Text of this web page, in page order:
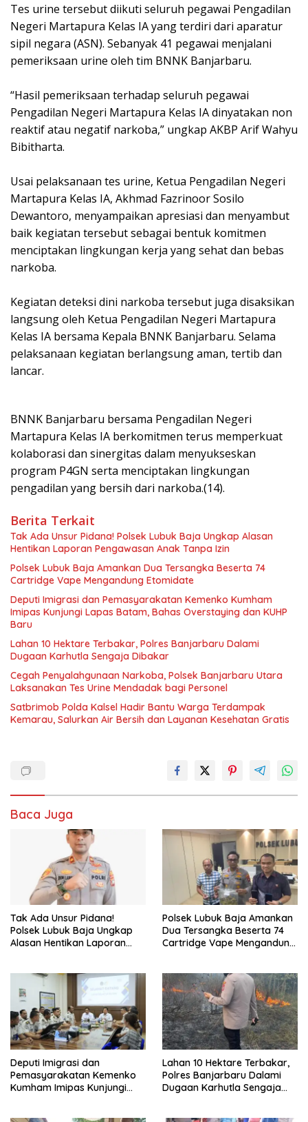
Tes urine tersebut diikuti seluruh pegawai Pengadilan
Negeri Martapura Kelas IA yang terdiri dari aparatur
sipil negara (ASN). Sebanyak 41 pegawai menjalani
pemeriksaan urine oleh tim BNNK Banjarbaru.
“Hasil pemeriksaan terhadap seluruh pegawai
Pengadilan Negeri Martapura Kelas IA dinyatakan non
reaktif atau negatif narkoba,” ungkap AKBP Arif Wahyu
Bibitharta.
Usai pelaksanaan tes urine, Ketua Pengadilan Negeri
Martapura Kelas IA, Akhmad Fazrinoor Sosilo
Dewantoro, menyampaikan apresiasi dan menyambut
baik kegiatan tersebut sebagai bentuk komitmen
menciptakan lingkungan kerja yang sehat dan bebas
narkoba.
Kegiatan deteksi dini narkoba tersebut juga disaksikan
langsung oleh Ketua Pengadilan Negeri Martapura
Kelas IA bersama Kepala BNNK Banjarbaru. Selama
pelaksanaan kegiatan berlangsung aman, tertib dan
lancar.
BNNK Banjarbaru bersama Pengadilan Negeri
Martapura Kelas IA berkomitmen terus memperkuat
kolaborasi dan sinergitas dalam menyukseskan
program P4GN serta menciptakan lingkungan
pengadilan yang bersih dari narkoba.(14).
Berita Terkait
Tak Ada Unsur Pidana! Polsek Lubuk Baja Ungkap Alasan
Hentikan Laporan Pengawasan Anak Tanpa Izin
Polsek Lubuk Baja Amankan Dua Tersangka Beserta 74
Cartridge Vape Mengandung Etomidate
Deputi Imigrasi dan Pemasyarakatan Kemenko Kumham
Imipas Kunjungi Lapas Batam, Bahas Overstaying dan KUHP
Baru
Lahan 10 Hektare Terbakar, Polres Banjarbaru Dalami
Dugaan Karhutla Sengaja Dibakar
Cegah Penyalahgunaan Narkoba, Polsek Banjarbaru Utara
Laksanakan Tes Urine Mendadak bagi Personel
Satbrimob Polda Kalsel Hadir Bantu Warga Terdampak
Kemarau, Salurkan Air Bersih dan Layanan Kesehatan Gratis
Baca Juga
Tak Ada Unsur Pidana!
Polsek Lubuk Baja Ungkap
Alasan Hentikan Laporan
Polsek Lubuk Baja Amankan
Dua Tersangka Beserta 74
Cartridge Vape Mengandung
Deputi Imigrasi dan
Pemasyarakatan Kemenko
Kumham Imipas Kunjungi
Lahan 10 Hektare Terbakar,
Polres Banjarbaru Dalami
Dugaan Karhutla Sengaja